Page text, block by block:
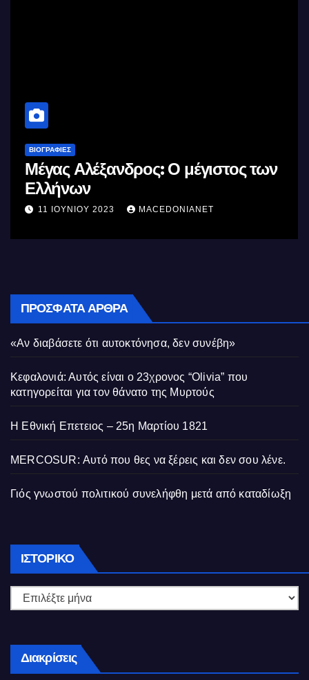
Ο μέγιστος των
MACEDONIANET
Σαν σήμερα
Δημητρίου
ΠΡΌΣΦΑΤΑ ΆΡΘΡΑ
«Αν διαβάσετε ότι αυτοκτόνησα, δεν συνέβη»
Κεφαλονιά: Αυτός είναι ο 23χρονος “Olivia” που
κατηγορείται για τον θάνατο της Μυρτούς
Η Εθνική Επετειος – 25η Μαρτίου 1821
MERCOSUR: Αυτό που θες να ξέρεις και δεν σου λένε.
Γιός γνωστού πολιτικού συνελήφθη μετά από καταδίωξη
ΙΣΤΟΡΙΚΌ Ιστορικό
Διακρίσεις